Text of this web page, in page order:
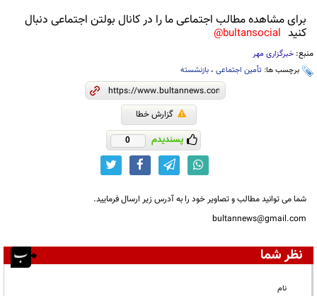
برای مشاهده مطالب اجتماعی ما را در کانال بولتن اجتماعی دنبال
کنید bultansocial@
منبع: خبرگزاری مهر
برچسب ها: تأمین اجتماعی ، بازنشسته
گزارش خطا
پسندیدم 0
شما می توانید مطالب و تصاویر خود را به آدرس زیر ارسال فرمایید.
bultannews@gmail.com
نظر شما
نام